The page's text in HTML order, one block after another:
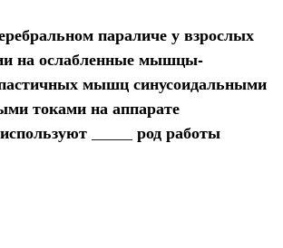
параличе у взрослых
на ослабленные мышцы-
мышц синусоидальными
токами на аппарате
_____ род работы